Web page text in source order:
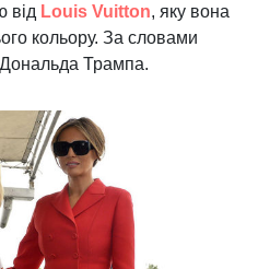
від Louis Vuitton, яку вона
кольору. За словами
Трампа.